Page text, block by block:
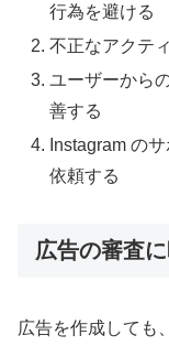
行為を避ける
不正なアクテ
ユーザーから
善する
Instagram の
依頼する
広告の審査
広告を作成しても